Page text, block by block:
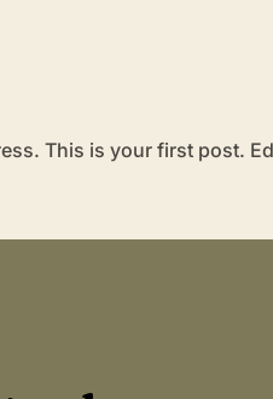
This is your first post.